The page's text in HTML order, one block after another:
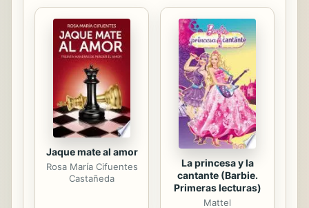
Jaque mate al amor
Rosa María Cifuentes
Castañeda
La princesa y la
cantante (Barbie.
Primeras lecturas)
Mattel